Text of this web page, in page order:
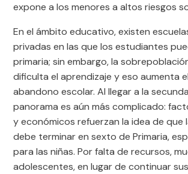
expone a los menores a altos riesgos
En el ámbito educativo, existen
privadas en las que los estudiantes
primaria; sin embargo, la
dificulta el aprendizaje y eso aumenta
abandono escolar. Al llegar a la
panorama es aún más complicado:
y económicos refuerzan la idea de que
debe terminar en sexto de Primaria,
para las niñas. Por falta de recursos,
adolescentes, en lugar de continuar